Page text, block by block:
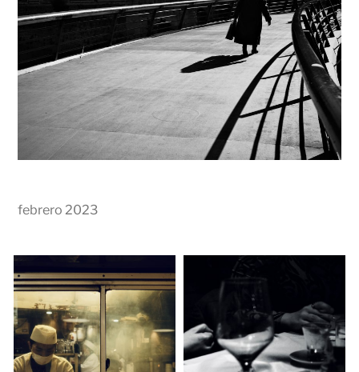
febrero 2023